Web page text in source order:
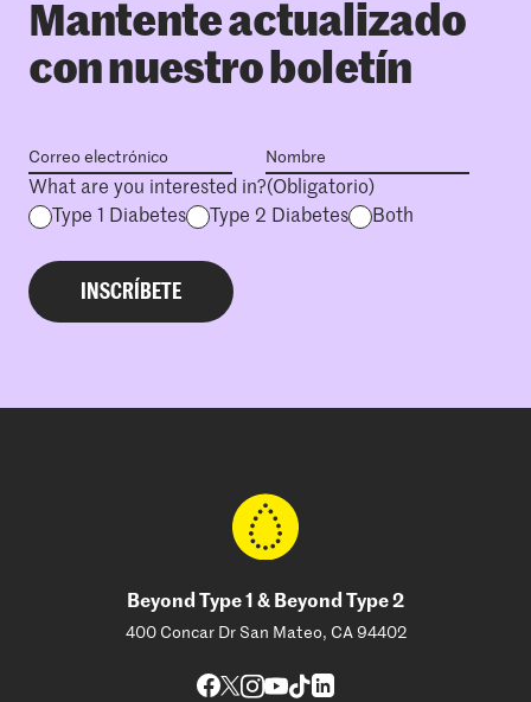
Mantente actualizado
con nuestro boletín
What are you interested in?(Obligatorio)
Type 1 Diabetes
Type 2 Diabetes Both
Beyond Type 1 & Beyond Type 2
400 Concar Dr San Mateo, CA 94402